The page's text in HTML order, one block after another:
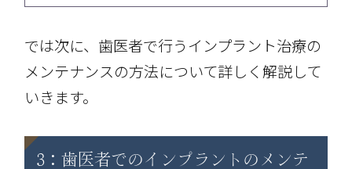
では次に、歯医者で行うインプラント治療の
メンテナンスの方法について詳しく解説して
いきます。
3：歯医者でのインプラントのメンテ